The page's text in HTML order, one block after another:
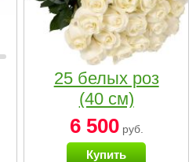
25 белых роз
(40 см)
6 500руб.
Купить